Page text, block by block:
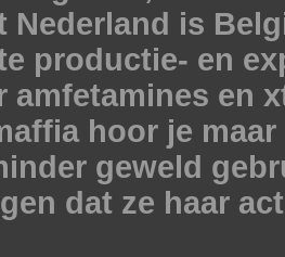
Nederland is
productie- en
amfetamines en
hoor je
geweld
dat ze haar